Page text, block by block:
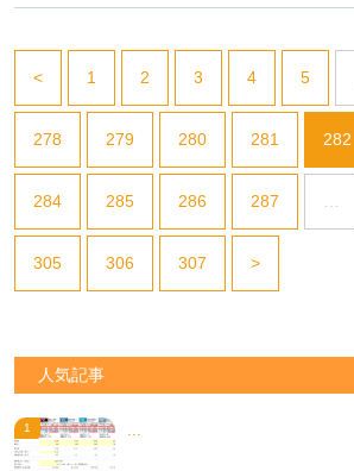
< 1 2 3 4 5
278 279 280 281 282
284 285 286 287 …
305 306 307 >
人気記事
...